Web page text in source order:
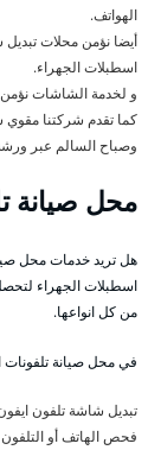
الهواتف.
أيضا نؤمن محلات
اسطبلات الجهراء.
و لخدمة الشاشات
كما تقدم شركتنا مقوي
وصباح السالم عبر
محل صيانة
هل تريد خدمات محل
اسطبلات الجهراء
من كل انواعها.
في محل صيانة
تبديل شاشة تلفون
فحص الهاتف أو